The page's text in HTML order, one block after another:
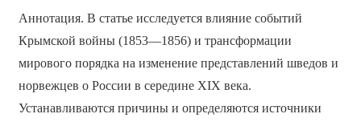
Аннотация. В статье исследуется влияние событий
Крымской войны (1853—1856) и трансформации
мирового порядка на изменение представлений шведов и
норвежцев о России в середине XIX века.
Устанавливаются причины и определяются источники